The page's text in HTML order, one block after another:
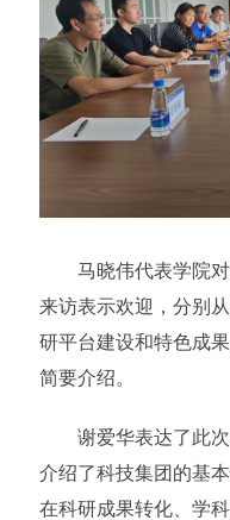
马晓伟代表学院
来访表示欢迎，分别
研平台建设和特色成
简要介绍。
谢爱华表达了此
介绍了科技集团的基
在科研成果转化、学